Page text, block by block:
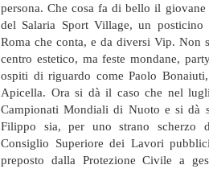
persona. Che cosa fa di bello il
del Salaria Sport Village, un posticino
Roma che conta, e da diversi Vip. Non
centro estetico, ma feste mondane,
ospiti di riguardo come Paolo
Apicella. Ora si dà il caso che nel
Campionati Mondiali di Nuoto e si dà
Filippo sia, per uno strano scherzo
Consiglio Superiore dei Lavori
preposto dalla Protezione Civile a